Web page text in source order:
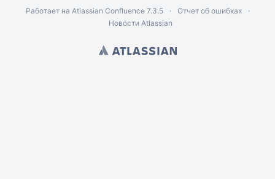
Работает на Atlassian Confluence 7.3.5
Отчет об ошибках
Новости Atlassian